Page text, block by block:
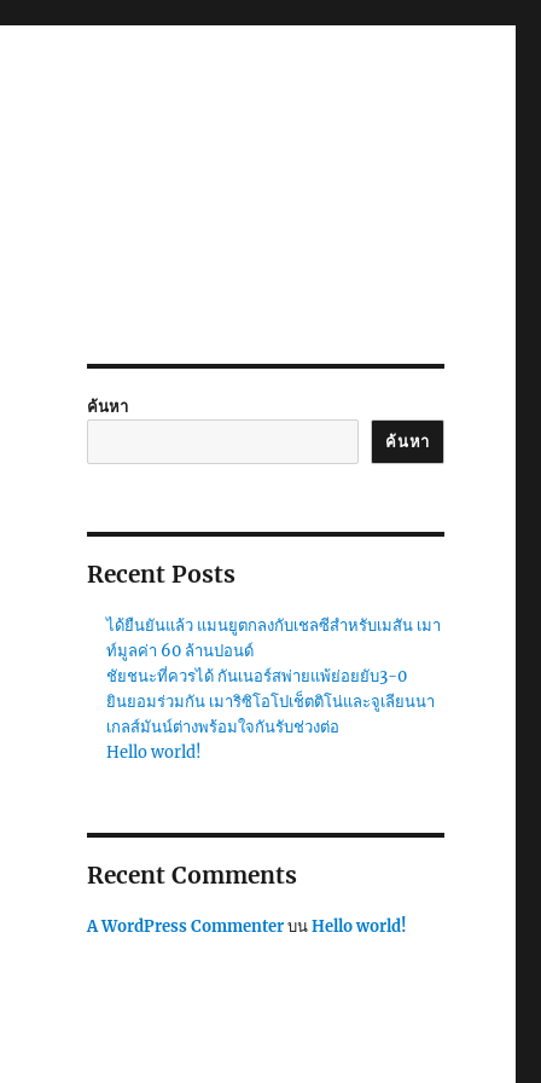
ค้นหา
ค้นหา
Recent Posts
ได้ยืนยันแล้ว แมนยูตกลงกับเชลซีสำหรับเมสัน เมา
ท์มูลค่า 60 ล้านปอนด์
ชัยชนะที่ควรได้ กันเนอร์สพ่ายแพ้ย่อยยับ3-0
ยินยอมร่วมกัน เมาริซิโอโปเช็ตติโน่และจูเลียนนา
เกลส์มันน์ต่างพร้อมใจกันรับช่วงต่อ
Hello world!
Recent Comments
A WordPress CommenterบนHello world!